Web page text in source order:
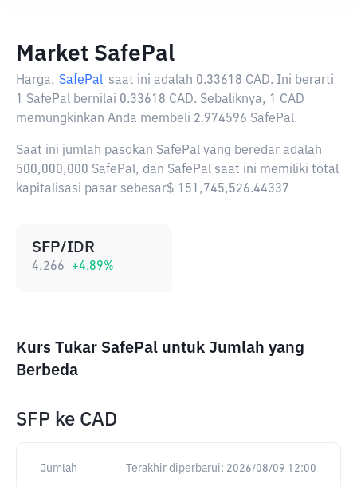
Market SafePal
Harga, SafePal saat ini adalah 0.33618 CAD. Ini berarti
1 SafePal bernilai 0.33618 CAD. Sebaliknya, 1 CAD
memungkinkan Anda membeli 2.974596 SafePal.
Saat ini jumlah pasokan SafePal yang beredar adalah
500,000,000 SafePal, dan SafePal saat ini memiliki total
kapitalisasi pasar sebesar$ 151,745,526.44337
SFP/IDR
4,266 +4.89%
Kurs Tukar SafePal untuk Jumlah yang
Berbeda
SFP ke CAD
Jumlah Terakhir diperbarui: 2026/08/09 12:00